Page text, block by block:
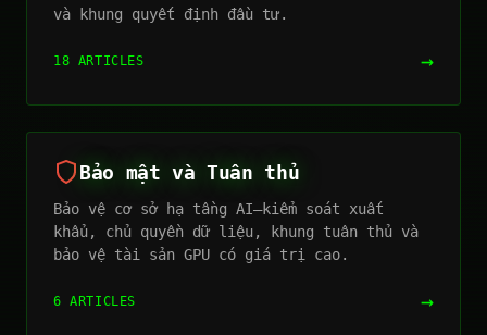
và khung quyết định đầu tư.
18 ARTICLES →
Bảo mật và Tuân thủ
Bảo vệ cơ sở hạ tầng AI—kiểm soát xuất
khẩu, chủ quyền dữ liệu, khung tuân thủ và
bảo vệ tài sản GPU có giá trị cao.
6 ARTICLES →